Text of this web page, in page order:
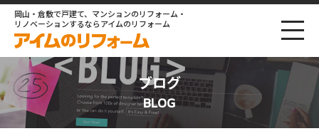
岡山・倉敷で戸建て、マンションのリフォーム・
リノベーションするならアイムのリフォーム
ブログ
BLOG